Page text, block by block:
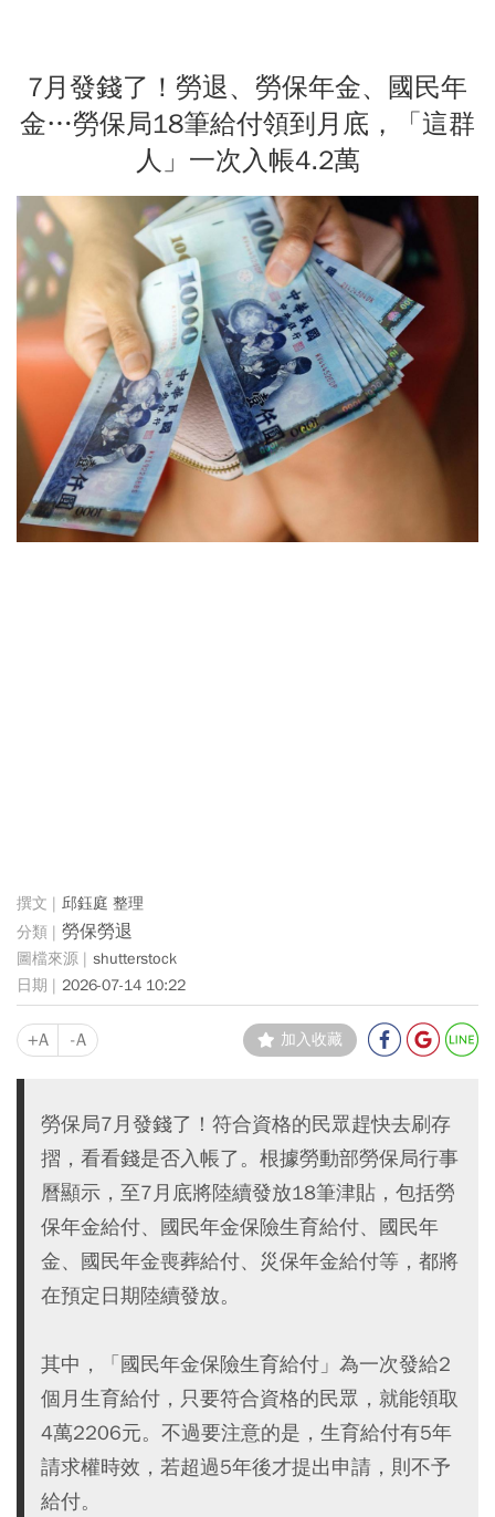
7月發錢了！勞退、勞保年金、國民年
金…勞保局18筆給付領到月底，「這群
人」一次入帳4.2萬
邱鈺庭 整理
勞保勞退
shutterstock
2026-07-14 10:22
+A -A 加入收藏
勞保局7月發錢了！符合資格的民眾趕快去刷存
摺，看看錢是否入帳了。根據勞動部勞保局行事
曆顯示，至7月底將陸續發放18筆津貼，包括勞
保年金給付、國民年金保險生育給付、國民年
金、國民年金喪葬給付、災保年金給付等，都將
在預定日期陸續發放。
其中，「國民年金保險生育給付」為一次發給2
個月生育給付，只要符合資格的民眾，就能領取
4萬2206元。不過要注意的是，生育給付有5年
請求權時效，若超過5年後才提出申請，則不予
給付。